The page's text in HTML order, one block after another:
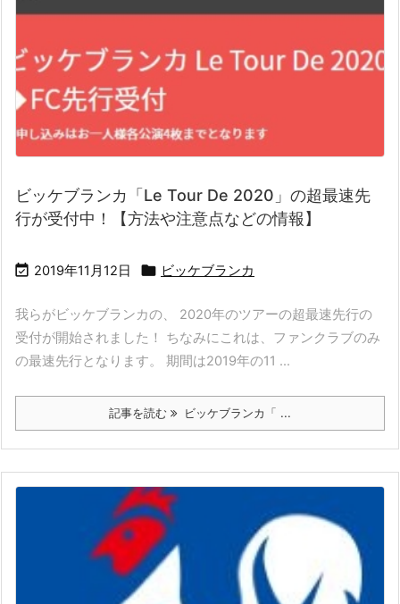
ビッケブランカ「Le Tour De 2020」の超最速先
行が受付中！【方法や注意点などの情報】
 2019年11月12日  ビッケブランカ
我らがビッケブランカの、 2020年のツアーの超最速先行の
受付が開始されました！ ちなみにこれは、ファンクラブのみ
の最速先行となります。 期間は2019年の11 ...
記事を読む ビッケブランカ「 ...